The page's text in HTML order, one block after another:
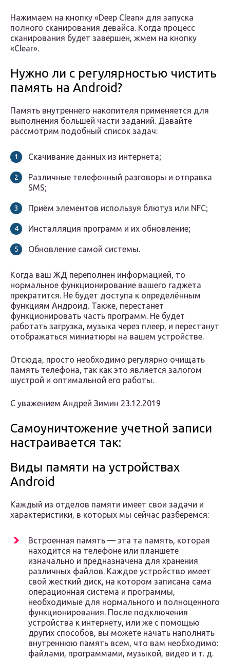
Нажимаем на кнопку «Deep Clean» для запуска
полного сканирования девайса. Когда процесс
сканирования будет завершен, жмем на кнопку
«Clear».
Нужно ли с регулярностью чистить
память на Android?
Память внутреннего накопителя применяется для
выполнения большей части заданий. Давайте
рассмотрим подобный список задач:
Скачивание данных из интернета;
Различные телефонный разговоры и отправка
SMS;
Приём элементов используя блютуз или NFC;
Инсталляция программ и их обновление;
Обновление самой системы.
Когда ваш ЖД переполнен информацией, то
нормальное функционирование вашего гаджета
прекратится. Не будет доступа к определённым
функциям Андроид. Также, перестанет
функционировать часть программ. Не будет
работать загрузка, музыка через плеер, и перестанут
отображаться миниатюры на вашем устройстве.
Отсюда, просто необходимо регулярно очищать
память телефона, так как это является залогом
шустрой и оптимальной его работы.
С уважением Андрей Зимин 23.12.2019
Самоуничтожение учетной записи
настраивается так:
Виды памяти на устройствах
Android
Каждый из отделов памяти имеет свои задачи и
характеристики, в которых мы сейчас разберемся:
Встроенная память — эта та память, которая
находится на телефоне или планшете
изначально и предназначена для хранения
различных файлов. Каждое устройство имеет
свой жесткий диск, на котором записана сама
операционная система и программы,
необходимые для нормального и полноценного
функционирования. После подключения
устройства к интернету, или же с помощью
других способов, вы можете начать наполнять
внутреннюю память всем, что вам необходимо:
файлами, программами, музыкой, видео и т. д.